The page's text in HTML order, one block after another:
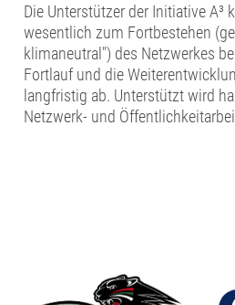
Die Unterstützer der Initiative A³
wesentlich zum Fortbestehen
klimaneutral") des Netzwerkes
Fortlauf und die
langfristig ab. Unterstützt wird
Netzwerk- und